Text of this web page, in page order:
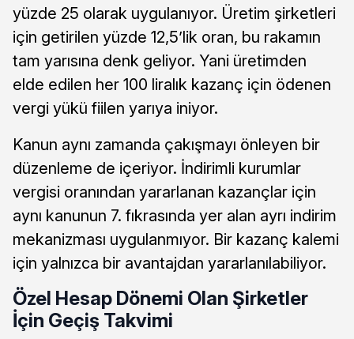
yüzde 25 olarak uygulanıyor. Üretim şirketleri
için getirilen yüzde 12,5’lik oran, bu rakamın
tam yarısına denk geliyor. Yani üretimden
elde edilen her 100 liralık kazanç için ödenen
vergi yükü fiilen yarıya iniyor.
Kanun aynı zamanda çakışmayı önleyen bir
düzenleme de içeriyor. İndirimli kurumlar
vergisi oranından yararlanan kazançlar için
aynı kanunun 7. fıkrasında yer alan ayrı indirim
mekanizması uygulanmıyor. Bir kazanç kalemi
için yalnızca bir avantajdan yararlanılabiliyor.
Özel Hesap Dönemi Olan Şirketler
İçin Geçiş Takvimi